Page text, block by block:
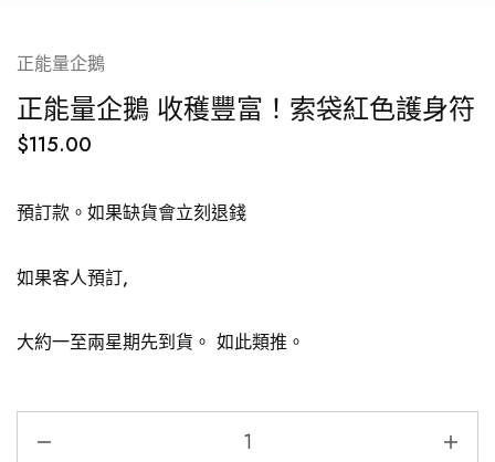
正能量企鵝
正能量企鵝 收穫豐富！索袋紅色護身符
$115.00
預訂款。如果缺貨會立刻退錢
如果客人預訂,
大約一至兩星期先到貨。 如此類推。